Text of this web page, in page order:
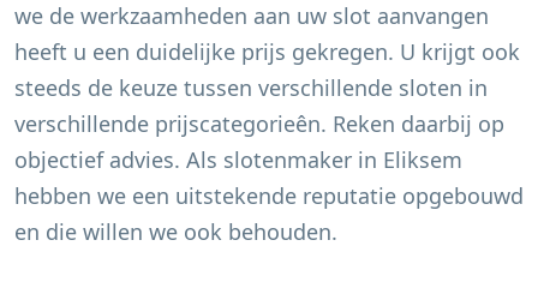
we de werkzaamheden aan uw slot aanvangen
heeft u een duidelijke prijs gekregen. U krijgt ook
steeds de keuze tussen verschillende sloten in
verschillende prijscategorieên. Reken daarbij op
objectief advies. Als slotenmaker in Eliksem
hebben we een uitstekende reputatie opgebouwd
en die willen we ook behouden.